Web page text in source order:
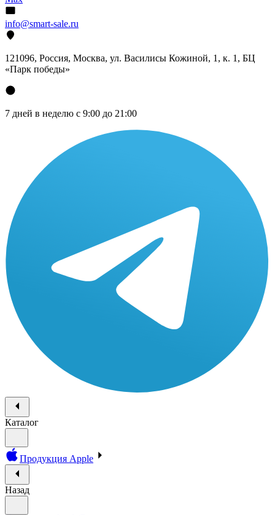
info@smart-sale.ru
121096, Россия, Москва, ул. Василисы Кожиной, 1, к. 1, БЦ
«Парк победы»
7 дней в неделю с 9:00 до 21:00
Каталог
Продукция Apple
Назад